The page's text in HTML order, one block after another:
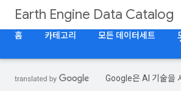
Earth Engine Data Catalog
홈
카테고리 모든 데이터세트
Google은 AI 기술을